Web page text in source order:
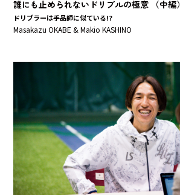
誰にも止められないドリブルの極意 （中編）
ドリブラーは手品師に似ている!?
Masakazu OKABE & Makio KASHINO